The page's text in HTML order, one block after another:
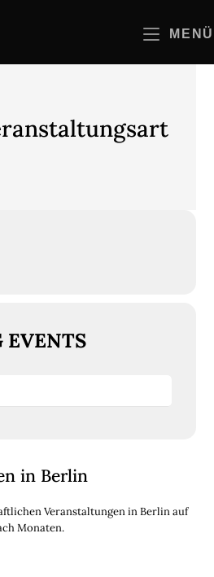
MENÜ
EVENTS
in Berlin
Veranstaltungen in Berlin auf
Monaten.